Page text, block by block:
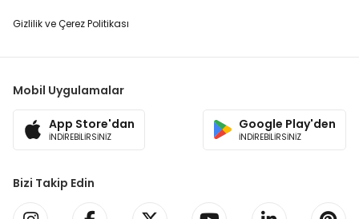
Gizlilik ve Çerez Politikası
Mobil Uygulamalar
App Store'dan
İNDİREBİLİRSİNİZ
Google Play'den
İNDİREBİLİRSİNİZ
Bizi Takip Edin